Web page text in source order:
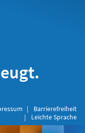
Barrierefreiheit
Leichte Sprache